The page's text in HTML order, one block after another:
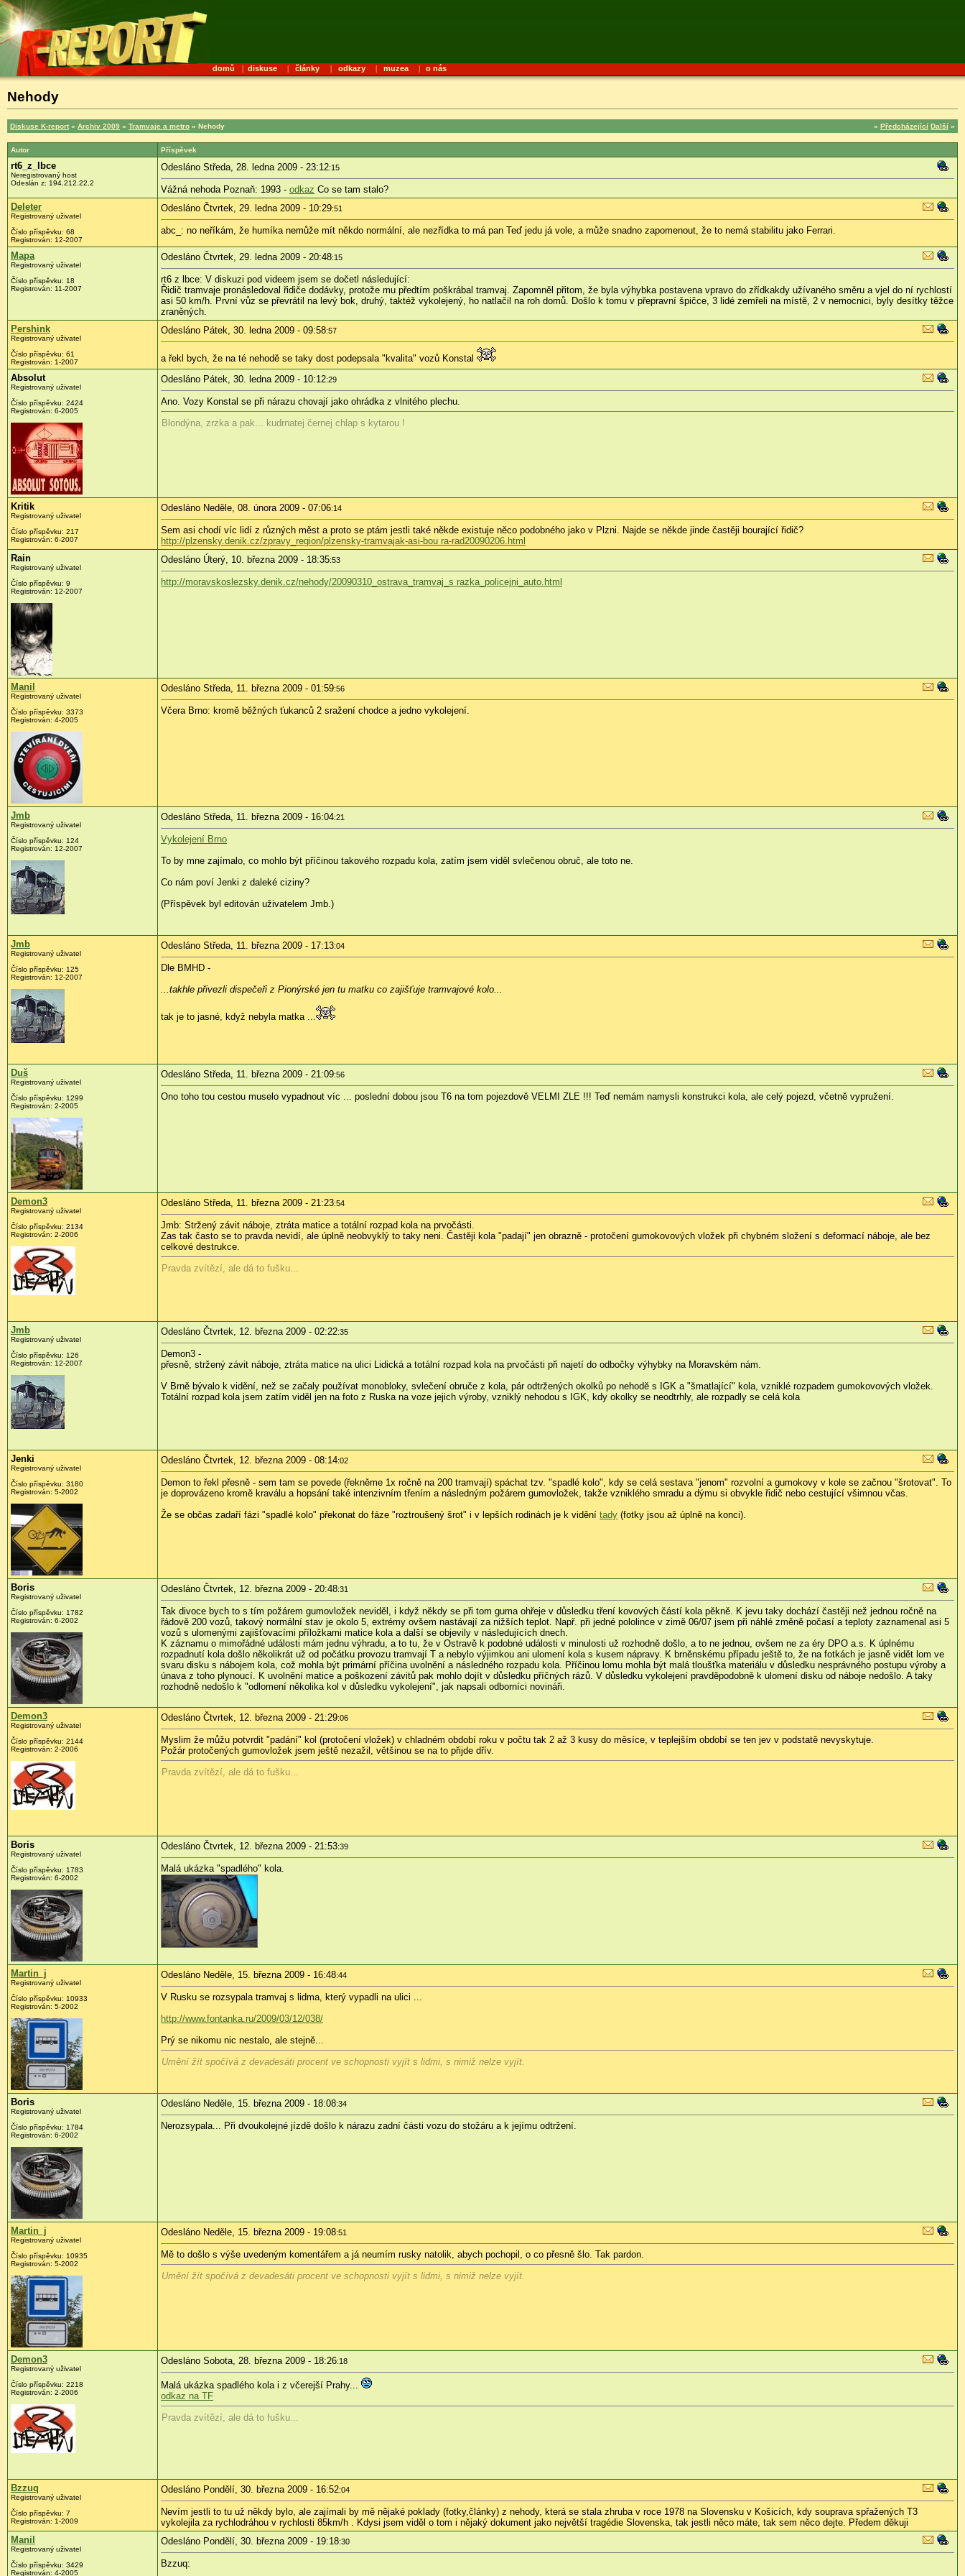
domů | diskuse | články | odkazy | muzea | o nás
Nehody
Diskuse K-report » Archiv 2009 » Tramvaje a metro » Nehody « Předcházející Další »
Autor Příspěvek
rt6_z_lbce
Neregistrovaný host
Odeslán z: 194.212.22.2
Odesláno Středa, 28. ledna 2009 - 23:12:15
Vážná nehoda Poznaň: 1993 - odkaz Co se tam stalo?
Deleter
Registrovaný uživatel
Číslo příspěvku: 68
Registrován: 12-2007
Odesláno Čtvrtek, 29. ledna 2009 - 10:29:51
abc_: no neříkám, že humíka nemůže mít někdo normální, ale nezřídka to má pan Teď jedu já vole, a může snadno zapomenout, že to nemá stabilitu jako Ferrari.
Mapa
Registrovaný uživatel
Číslo příspěvku: 18
Registrován: 11-2007
Odesláno Čtvrtek, 29. ledna 2009 - 20:48:15
rt6 z lbce: V diskuzi pod videem jsem se dočetl následující:
Řidič tramvaje pronásledoval řidiče dodávky, protože mu předtím poškrábal tramvaj. Zapomněl přitom, že byla výhybka postavena vpravo do zřídkakdy užívaného směru a vjel do ní rychlostí
asi 50 km/h. První vůz se převrátil na levý bok, druhý, taktéž vykolejený, ho natlačil na roh domů. Došlo k tomu v přepravní špičce, 3 lidé zemřeli na místě, 2 v nemocnici, byly desítky těžce
zraněných.
Pershink
Registrovaný uživatel
Číslo příspěvku: 61
Registrován: 1-2007
Odesláno Pátek, 30. ledna 2009 - 09:58:57
a řekl bych, že na té nehodě se taky dost podepsala "kvalita" vozů Konstal
Absolut
Registrovaný uživatel
Číslo příspěvku: 2424
Registrován: 6-2005
Odesláno Pátek, 30. ledna 2009 - 10:12:29
Ano. Vozy Konstal se při nárazu chovají jako ohrádka z vlnitého plechu.
Blondýna, zrzka a pak... kudrnatej černej chlap s kytarou !
Kritik
Registrovaný uživatel
Číslo příspěvku: 217
Registrován: 6-2007
Odesláno Neděle, 08. února 2009 - 07:06:14
Sem asi chodí víc lidí z různých měst a proto se ptám jestli také někde existuje něco podobného jako v Plzni. Najde se někde jinde častěji bourající řidič?
http://plzensky.denik.cz/zpravy_region/plzensky-tramvajak-asi-bou ra-rad20090206.html
Rain
Registrovaný uživatel
Číslo příspěvku: 9
Registrován: 12-2007
Odesláno Úterý, 10. března 2009 - 18:35:53
http://moravskoslezsky.denik.cz/nehody/20090310_ostrava_tramvaj_s razka_policejni_auto.html
Manil
Registrovaný uživatel
Číslo příspěvku: 3373
Registrován: 4-2005
Odesláno Středa, 11. března 2009 - 01:59:56
Včera Brno: kromě běžných ťukanců 2 sražení chodce a jedno vykolejení.
Jmb
Registrovaný uživatel
Číslo příspěvku: 124
Registrován: 12-2007
Odesláno Středa, 11. března 2009 - 16:04:21
Vykolejení Brno
To by mne zajímalo, co mohlo být příčinou takového rozpadu kola, zatím jsem viděl svlečenou obruč, ale toto ne.
Co nám poví Jenki z daleké ciziny?
(Příspěvek byl editován uživatelem Jmb.)
Jmb
Registrovaný uživatel
Číslo příspěvku: 125
Registrován: 12-2007
Odesláno Středa, 11. března 2009 - 17:13:04
Dle BMHD -
...takhle přivezli dispečeři z Pionýrské jen tu matku co zajišťuje tramvajové kolo...
tak je to jasné, když nebyla matka ...
Duš
Registrovaný uživatel
Číslo příspěvku: 1299
Registrován: 2-2005
Odesláno Středa, 11. března 2009 - 21:09:56
Ono toho tou cestou muselo vypadnout víc ... poslední dobou jsou T6 na tom pojezdově VELMI ZLE !!! Teď nemám namysli konstrukci kola, ale celý pojezd, včetně vypružení.
Demon3
Registrovaný uživatel
Číslo příspěvku: 2134
Registrován: 2-2006
Odesláno Středa, 11. března 2009 - 21:23:54
Jmb: Stržený závit náboje, ztráta matice a totální rozpad kola na prvočásti.
Zas tak často se to pravda nevidí, ale úplně neobvyklý to taky neni. Častěji kola "padají" jen obrazně - protočení gumokovových vložek při chybném složení s deformací náboje, ale bez
celkové destrukce.
Pravda zvítězí, ale dá to fušku...
Jmb
Registrovaný uživatel
Číslo příspěvku: 126
Registrován: 12-2007
Odesláno Čtvrtek, 12. března 2009 - 02:22:35
Demon3 -
přesně, stržený závit náboje, ztráta matice na ulici Lidická a totální rozpad kola na prvočásti při najetí do odbočky výhybky na Moravském nám.
V Brně bývalo k vidění, než se začaly používat monobloky, svlečení obruče z kola, pár odtržených okolků po nehodě s IGK a "šmatlající" kola, vzniklé rozpadem gumokovových vložek.
Totální rozpad kola jsem zatím viděl jen na foto z Ruska na voze jejich výroby, vzniklý nehodou s IGK, kdy okolky se neodtrhly, ale rozpadly se celá kola
Jenki
Registrovaný uživatel
Číslo příspěvku: 3180
Registrován: 5-2002
Odesláno Čtvrtek, 12. března 2009 - 08:14:02
Demon to řekl přesně - sem tam se povede (řekněme 1x ročně na 200 tramvají) spáchat tzv. "spadlé kolo", kdy se celá sestava "jenom" rozvolní a gumokovy v kole se začnou "šrotovat". To
je doprovázeno kromě kraválu a hopsání také intenzivním třením a následným požárem gumovložek, takže vzniklého smradu a dýmu si obvykle řidič nebo cestující všimnou včas.
Že se občas zadaří fázi "spadlé kolo" překonat do fáze "roztroušený šrot" i v lepších rodinách je k vidění tady (fotky jsou až úplně na konci).
Boris
Registrovaný uživatel
Číslo příspěvku: 1782
Registrován: 6-2002
Odesláno Čtvrtek, 12. března 2009 - 20:48:31
Tak divoce bych to s tím požárem gumovložek neviděl, i když někdy se při tom guma ohřeje v důsledku tření kovových částí kola pěkně. K jevu taky dochází častěji než jednou ročně na
řádově 200 vozů, takový normální stav je okolo 5, extrémy ovšem nastávají za nižších teplot. Např. při jedné pololince v zimě 06/07 jsem při náhlé změně počasí a teploty zaznamenal asi 5
vozů s ulomenými zajišťovacími příložkami matice kola a další se objevily v následujících dnech.
K záznamu o mimořádné události mám jednu výhradu, a to tu, že v Ostravě k podobné události v minulosti už rozhodně došlo, a to ne jednou, ovšem ne za éry DPO a.s. K úplnému
rozpadnutí kola došlo několikrát už od počátku provozu tramvají T a nebylo výjimkou ani ulomení kola s kusem nápravy. K brněnskému případu ještě to, že na fotkách je jasně vidět lom ve
svaru disku s nábojem kola, což mohla být primární příčina uvolnění a následného rozpadu kola. Příčinou lomu mohla být malá tloušťka materiálu v důsledku nesprávného postupu výroby a
únava z toho plynoucí. K uvolnění matice a poškození závitů pak mohlo dojít v důsledku příčných rázů. V důsledku vykolejení pravděpodobně k ulomení disku od náboje nedošlo. A taky
rozhodně nedošlo k "odlomení několika kol v důsledku vykolejení", jak napsali odborníci novináři.
Demon3
Registrovaný uživatel
Číslo příspěvku: 2144
Registrován: 2-2006
Odesláno Čtvrtek, 12. března 2009 - 21:29:06
Myslim že můžu potvrdit "padání" kol (protočení vložek) v chladném období roku v počtu tak 2 až 3 kusy do měsíce, v teplejším období se ten jev v podstatě nevyskytuje.
Požár protočených gumovložek jsem ještě nezažil, většinou se na to přijde dřív.
Pravda zvítězí, ale dá to fušku...
Boris
Registrovaný uživatel
Číslo příspěvku: 1783
Registrován: 6-2002
Odesláno Čtvrtek, 12. března 2009 - 21:53:39
Malá ukázka "spadlého" kola.
Martin_j
Registrovaný uživatel
Číslo příspěvku: 10933
Registrován: 5-2002
Odesláno Neděle, 15. března 2009 - 16:48:44
V Rusku se rozsypala tramvaj s lidma, který vypadli na ulici ...
http://www.fontanka.ru/2009/03/12/038/
Prý se nikomu nic nestalo, ale stejně...
Umění žít spočívá z devadesáti procent ve schopnosti vyjít s lidmi, s nimiž nelze vyjít.
Boris
Registrovaný uživatel
Číslo příspěvku: 1784
Registrován: 6-2002
Odesláno Neděle, 15. března 2009 - 18:08:34
Nerozsypala... Při dvoukolejné jízdě došlo k nárazu zadní části vozu do stožáru a k jejímu odtržení.
Martin_j
Registrovaný uživatel
Číslo příspěvku: 10935
Registrován: 5-2002
Odesláno Neděle, 15. března 2009 - 19:08:51
Mě to došlo s výše uvedeným komentářem a já neumím rusky natolik, abych pochopil, o co přesně šlo. Tak pardon.
Umění žít spočívá z devadesáti procent ve schopnosti vyjít s lidmi, s nimiž nelze vyjít.
Demon3
Registrovaný uživatel
Číslo příspěvku: 2218
Registrován: 2-2006
Odesláno Sobota, 28. března 2009 - 18:26:18
Malá ukázka spadlého kola i z včerejší Prahy...
odkaz na TF
Pravda zvítězí, ale dá to fušku...
Bzzuq
Registrovaný uživatel
Číslo příspěvku: 7
Registrován: 1-2009
Odesláno Pondělí, 30. března 2009 - 16:52:04
Nevím jestli to tu už někdy bylo, ale zajímali by mě nějaké poklady (fotky,články) z nehody, která se stala zhruba v roce 1978 na Slovensku v Košicích, kdy souprava spřažených T3
vykolejila za rychlodráhou v rychlosti 85km/h . Kdysi jsem viděl o tom i nějaký dokument jako největší tragédie Slovenska, tak jestli něco máte, tak sem něco dejte. Předem děkuji
Manil
Registrovaný uživatel
Číslo příspěvku: 3429
Registrován: 4-2005
Odesláno Pondělí, 30. března 2009 - 19:18:30
Bzzuq: